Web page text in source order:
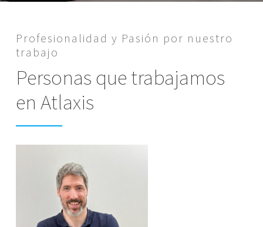
Profesionalidad y Pasión por nuestro
trabajo
Personas que trabajamos
en Atlaxis